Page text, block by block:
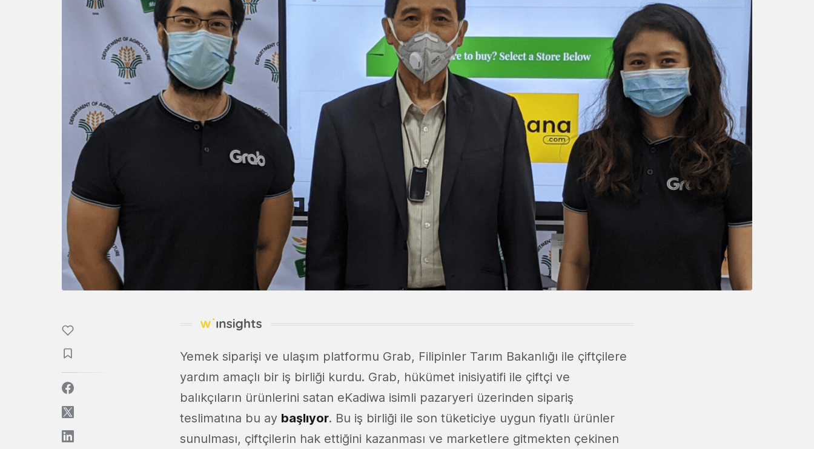
Yemek siparişi ve ulaşım platformu Grab, Filipinler Tarım Bakanlığı ile çiftçilere
yardım amaçlı bir iş birliği kurdu. Grab, hükümet inisiyatifi ile çiftçi ve
balıkçıların ürünlerini satan eKadiwa isimli pazaryeri üzerinden sipariş
teslimatına bu ay başlıyor. Bu iş birliği ile son tüketiciye uygun fiyatlı ürünler
sunulması, çiftçilerin hak ettiğini kazanması ve marketlere gitmekten çekinen